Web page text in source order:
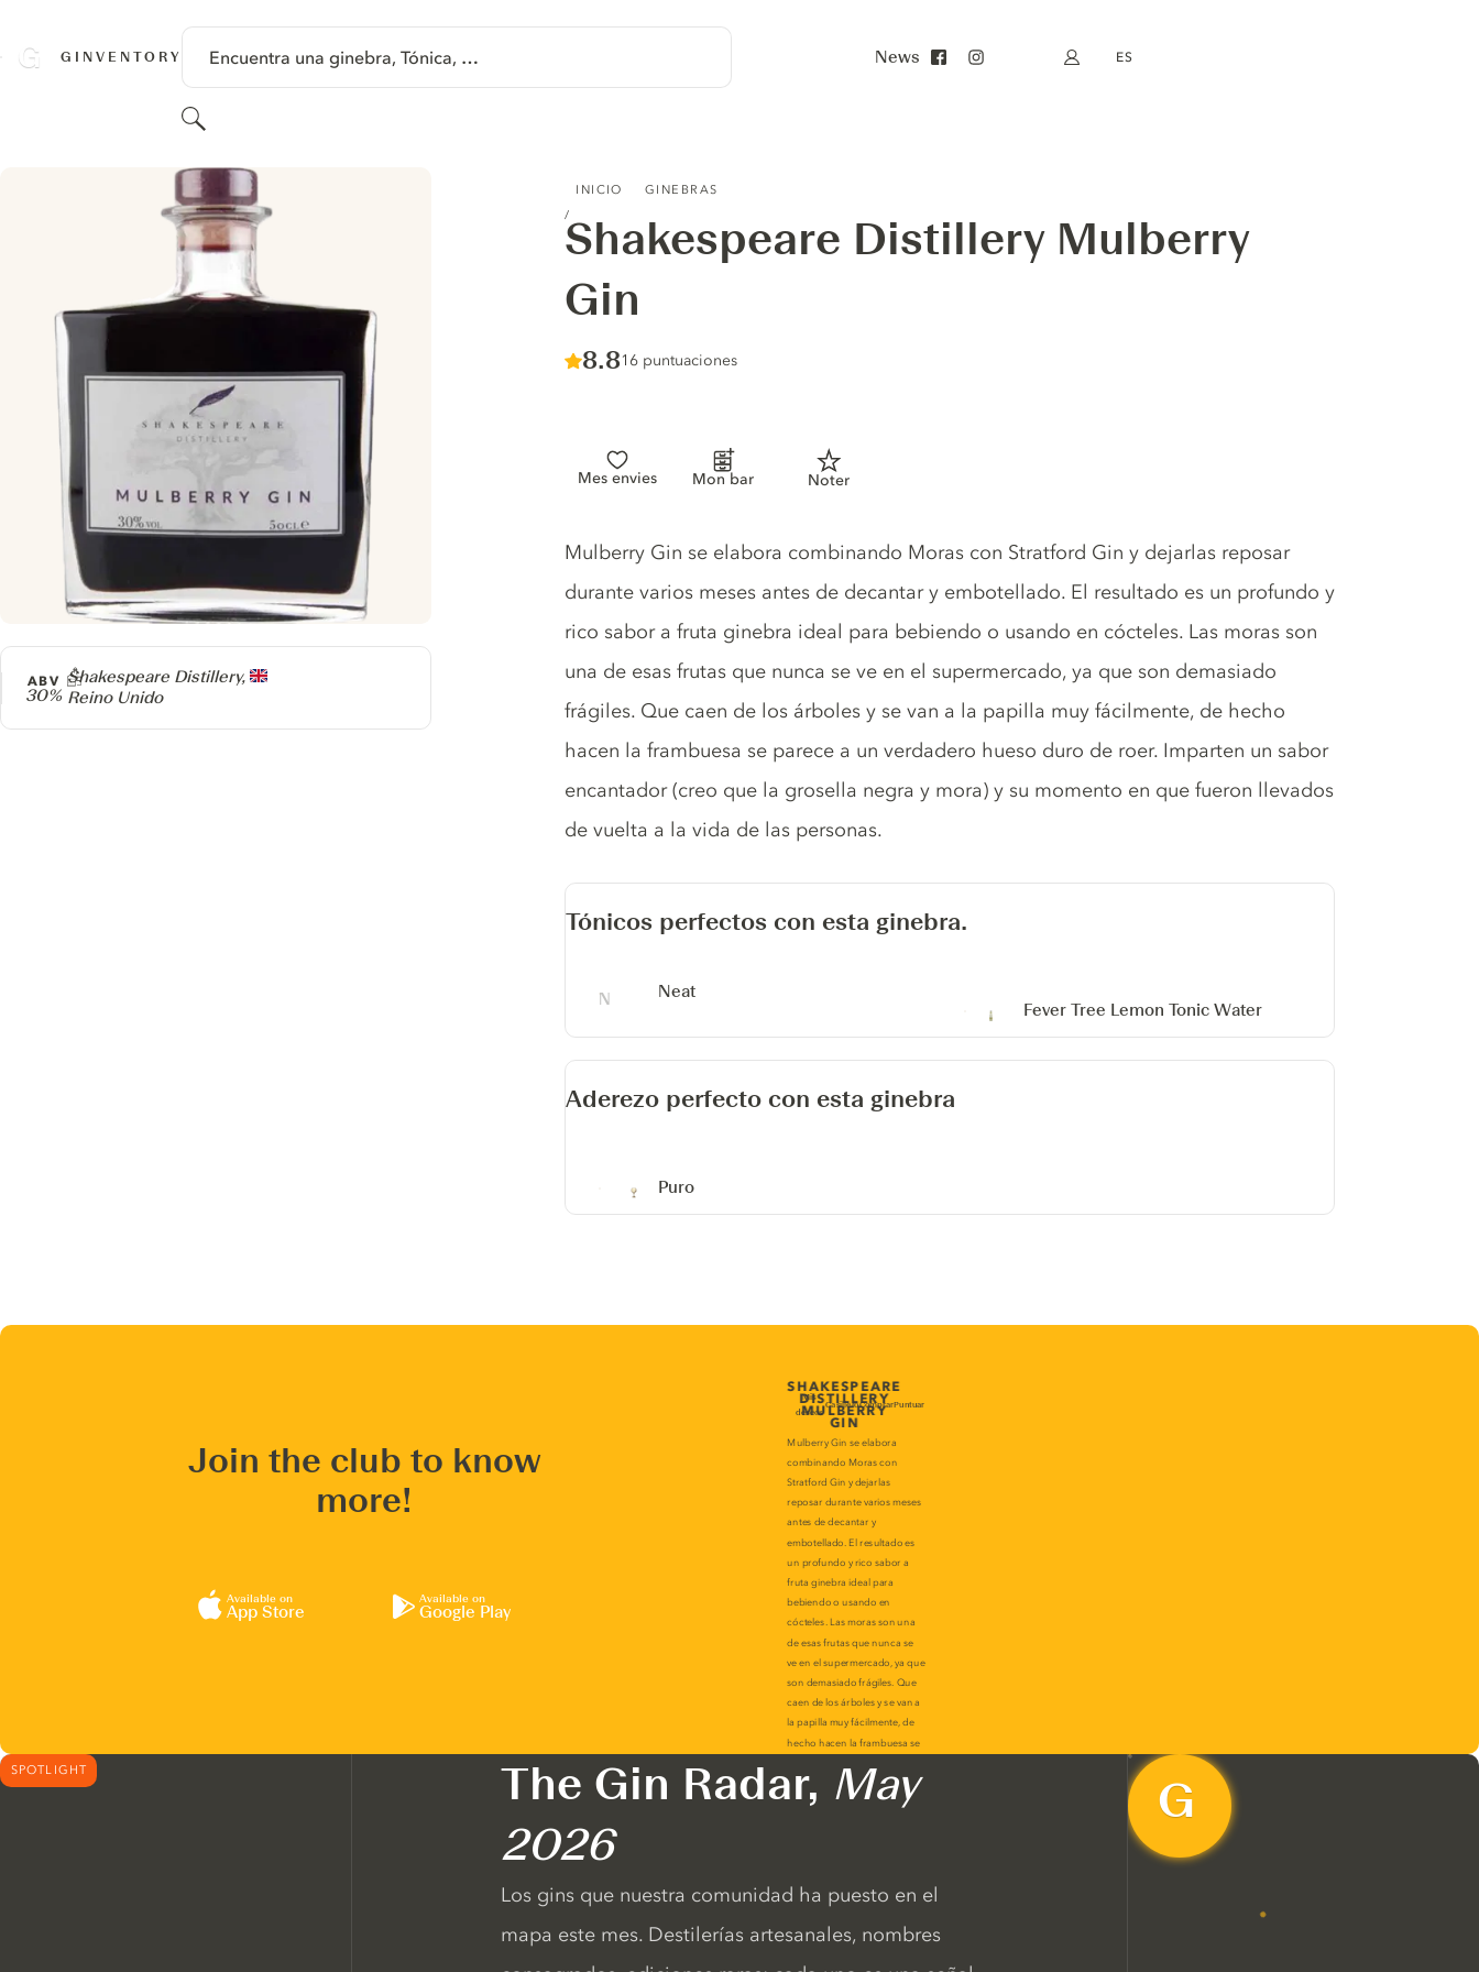
GINVENTORY Encuentra una ginebra, Tónica, …
Buscar
News Mi cuenta
ES
INICIO GINEBRAS
Shakespeare Distillery Mulberry
Gin
Score :
8.8/ 10
16 puntuaciones
Mes envies Mon bar Noter
Producer
Shakespeare Distillery,
Reino Unido
ABV
30%
Gin description
Mulberry Gin se elabora combinando Moras con Stratford Gin y dejarlas reposar
durante varios meses antes de decantar y embotellado. El resultado es un profundo y
rico sabor a fruta ginebra ideal para bebiendo o usando en cócteles. Las moras son
una de esas frutas que nunca se ve en el supermercado, ya que son demasiado
frágiles. Que caen de los árboles y se van a la papilla muy fácilmente, de hecho
hacen la frambuesa se parece a un verdadero hueso duro de roer. Imparten un sabor
encantador (creo que la grosella negra y mora) y su momento en que fueron llevados
de vuelta a la vida de las personas.
Tónicos perfectos con esta ginebra.
Neat
Fever Tree Lemon Tonic Water
Aderezo perfecto con esta ginebra
Puro
Join the club to know
more!
Available on
App Store
Available on
Google Play
SPOTLIGHT The Gin Radar, May
2026
Los gins que nuestra comunidad ha puesto en el
mapa este mes. Destilerías artesanales, nombres